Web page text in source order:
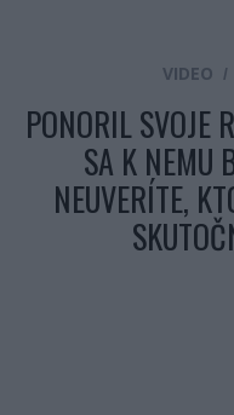
VIDEO
PONORIL SVOJE
SA K NEMU
NEUVERÍTE,